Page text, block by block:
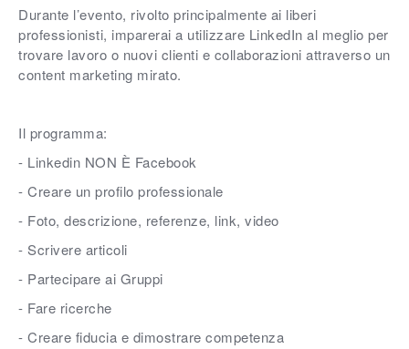
Durante l’evento, rivolto principalmente ai liberi
professionisti, imparerai a utilizzare LinkedIn al meglio per
trovare lavoro o nuovi clienti e collaborazioni attraverso un
content marketing mirato.
Il programma:
- Linkedin NON È Facebook
- Creare un profilo professionale
- Foto, descrizione, referenze, link, video
- Scrivere articoli
- Partecipare ai Gruppi
- Fare ricerche
- Creare fiducia e dimostrare competenza